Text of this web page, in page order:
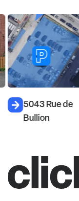
5043 Rue de
Bullion